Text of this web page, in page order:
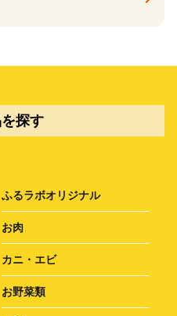
探す
ふるラボオリジナル
お肉
カニ・エビ
お野菜類